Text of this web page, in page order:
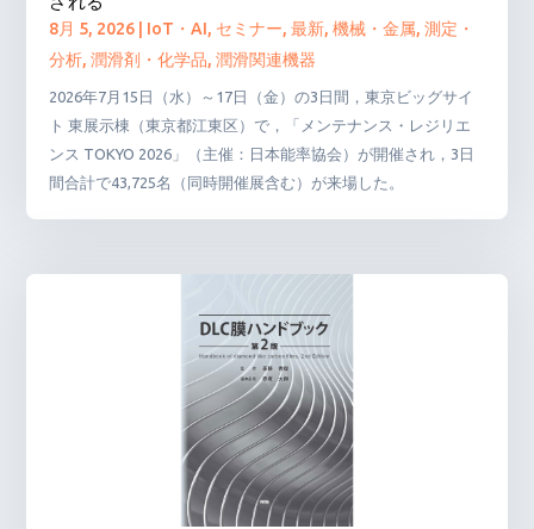
8月 5, 2026 IoT・AI, セミナー,最新,機械・金属,測定・
分析,潤滑剤・化学品,潤滑関連機器
2026年7月15日（水）～17日（金）の3日間，東京ビッグサイ
ト 東展示棟（東京都江東区）で，「メンテナンス・レジリエ
ンス TOKYO 2026」（主催：日本能率協会）が開催され，3日
間合計で43,725名（同時開催展含む）が来場した。